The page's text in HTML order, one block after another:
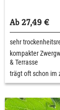
Ab 27,49 €
sehr
kompakter
& Terrasse
trägt oft schon im